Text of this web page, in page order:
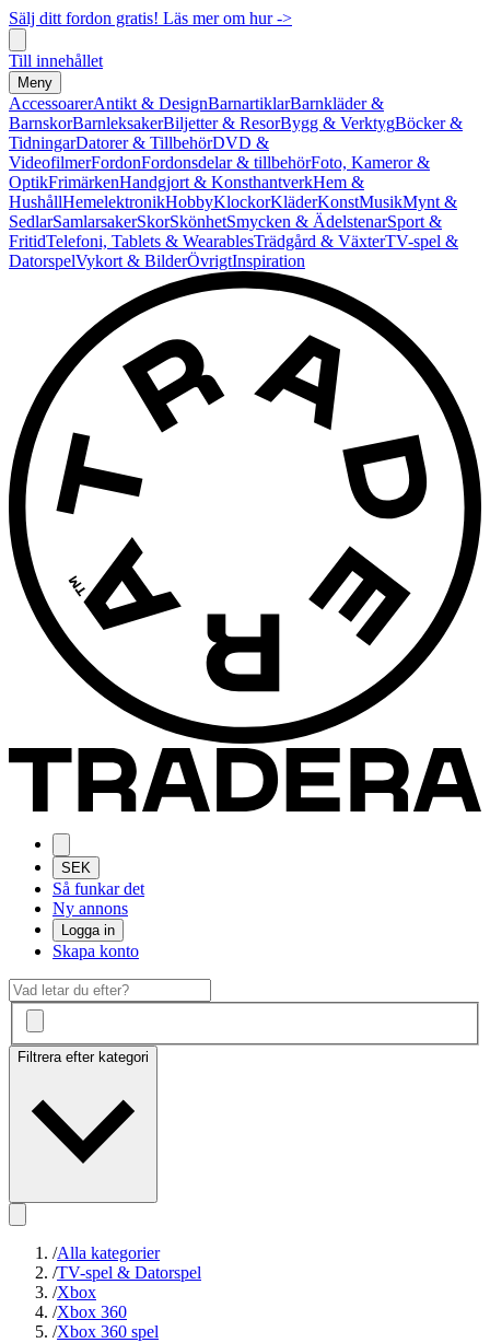
Sälj ditt fordon gratis! Läs mer om hur ->
Till innehållet
Meny
AccessoarerAntikt & DesignBarnartiklarBarnkläder &
BarnskorBarnleksakerBiljetter & ResorBygg & VerktygBöcker &
TidningarDatorer & TillbehörDVD &
VideofilmerFordonFordonsdelar & tillbehörFoto, Kameror &
OptikFrimärkenHandgjort & KonsthantverkHem &
HushållHemelektronikHobbyKlockorKläderKonstMusikMynt &
SedlarSamlarsakerSkorSkönhetSmycken & ÄdelstenarSport &
FritidTelefoni, Tablets & WearablesTrädgård & VäxterTV-spel &
DatorspelVykort & BilderÖvrigtInspiration
SEK
Så funkar det
Ny annons
Logga in
Skapa konto
Filtrera efter kategori
/Alla kategorier
/TV-spel & Datorspel
/Xbox
/Xbox 360
/Xbox 360 spel